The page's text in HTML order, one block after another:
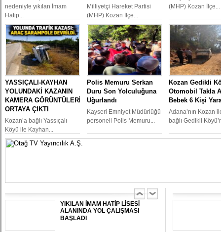
nedeniyle yıkılan İmam
Hatip...
Milliyetçi Hareket Partisi
(MHP) Kozan İlçe...
(MHP) Kozan İlçe...
YASSIÇALI-KAYHAN
YOLUNDAKİ KAZANIN
KAMERA GÖRÜNTÜLERİ
ORTAYA ÇIKTI
Kozan’a bağlı Yassıçalı
Köyü ile Kayhan...
Polis Memuru Serkan
Duru Son Yolculuğuna
Uğurlandı
Kayseri Emniyet Müdürlüğü
personeli Polis Memuru...
Kozan Gedikli
Otomobil Takla
Bebek 6 Kişi
Adana’nın Kozan
bağlı Gedikli
KOZAN’DA TRAFİK KAZASI 7 KİŞİ
YARALANDI
BÖBREKLERİ İKİ HASTAYA UMUT
YIKILAN İMAM HATİP LİSESİ
ALANINDA YOL ÇALIŞMASI
BAŞLADI